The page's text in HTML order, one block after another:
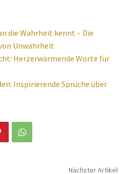
die Wahrheit kennt – Die
Unwahrheit
Herzerwärmende Worte für
Inspirierende Sprüche über
Nächster Artikel